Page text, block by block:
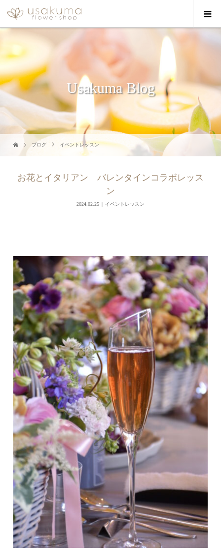
Usakuma Blog
ブログ イベントレッスン
お花とイタリアン バレンタインコラボレッス
ン
2024.02.25 イベントレッスン